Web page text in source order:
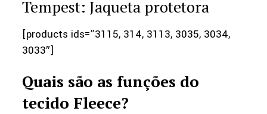
Tempest: Jaqueta protetora
[products ids=”3115, 314, 3113, 3035, 3034,
3033″]
Quais são as funções do
tecido Fleece?